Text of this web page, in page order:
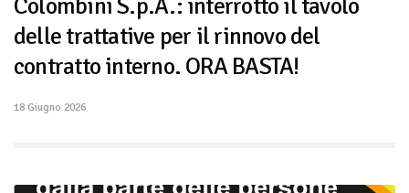
Colombini S.p.A.: interrotto il tavolo
delle trattative per il rinnovo del
contratto interno. ORA BASTA!
18 Giugno 2026